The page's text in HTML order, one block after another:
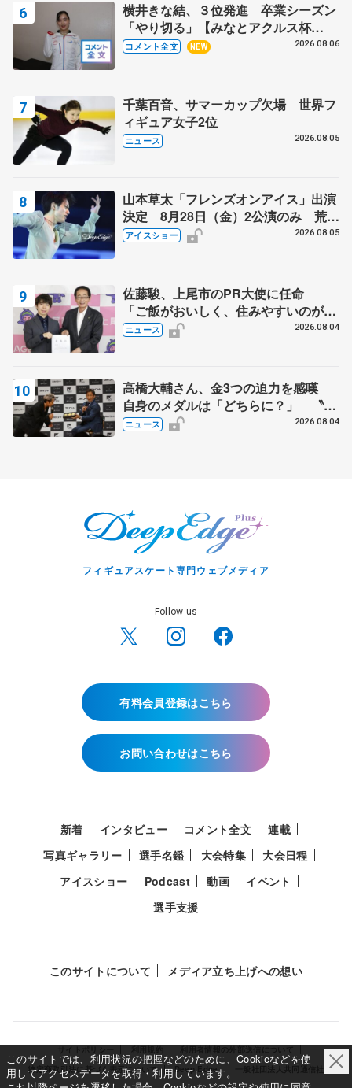
横井きな結、３位発進 卒業シーズン
「やり切る」【みなとアクルス杯
SP】
コメント全文 NEW 2026.08.06
千葉百音、サマーカップ欠場 世界フ
ィギュア女子2位
ニュース 2026.08.05
山本草太「フレンズオンアイス」出演
決定 8月28日（金）2公演のみ 荒川
静香さんプロデュース、20周年のアイ
アイスショー 2026.08.05
佐藤駿、上尾市のPR大使に任命
「ご飯がおいしく、住みやすいのが魅
力」
ニュース 2026.08.04
高橋大輔さん、金3つの迫力を感嘆
自身のメダルは「どちらに？」 〝リ
ス兄弟〟オリンピック3連覇の野村忠
ニュース 2026.08.04
フィギュアスケート専門ウェブメディア
Follow us
有料会員登録はこちら
お問い合わせはこちら
新着 インタビュー コメント全文
連載
写真ギャラリー
選手名鑑 大会特集
大会日程
アイスショー
Podcast 動画
イベント
選手支援
このサイトについて メディア立ち上げへの想い
特定商取引法に基づく表示について
Deep Edge
このサイトでは、利用状況の把握などのために、Cookieなどを使
用してアクセスデータを取得・利用しています。